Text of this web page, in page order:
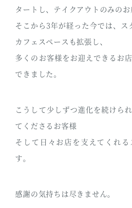
タートし、テイクアウトのみのお
そこから3年が経った今では、ス
カフェスペースも拡張し、
多くのお客様をお迎えできるお
できました。
こうして少しずつ進化を続けら
てくださるお客様
そして日々お店を支えてくれ
す。
感謝の気持ちは尽きません。